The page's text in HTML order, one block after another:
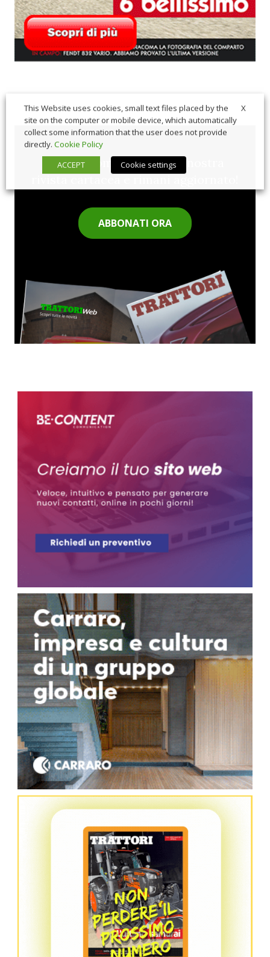
Sfoglia comodamente la nostra
rivista cartacea e rimani aggiornato!
ABBONATI ORA
X
This Website uses cookies, small text files placed by the
site on the computer or mobile device, which automatically
collect some information that the user does not provide
directly. Cookie Policy
ACCEPT
Cookie settings